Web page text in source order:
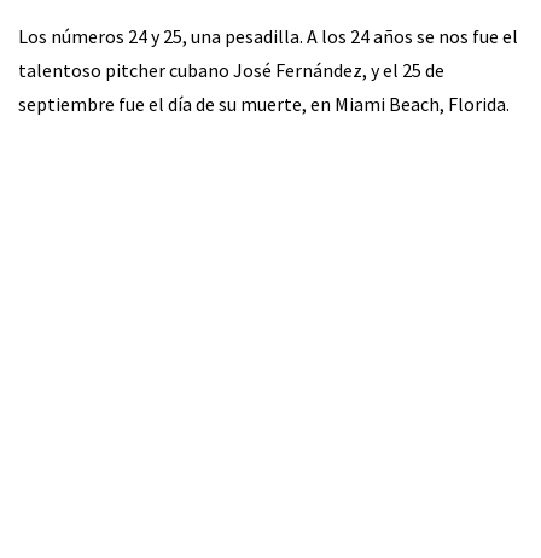
Los números 24 y 25, una pesadilla. A los 24 años se nos fue el
talentoso pitcher cubano José Fernández, y el 25 de
septiembre fue el día de su muerte, en Miami Beach, Florida.